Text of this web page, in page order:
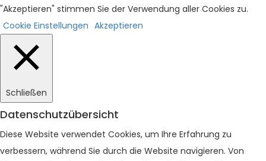
"Akzeptieren" stimmen Sie der Verwendung aller Cookies zu.
Cookie Einstellungen Akzeptieren
Schließen
Datenschutzübersicht
Diese Website verwendet Cookies, um Ihre Erfahrung zu
verbessern, während Sie durch die Website navigieren. Von